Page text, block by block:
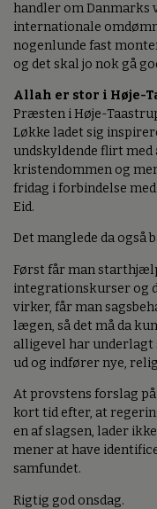
handler om Danmarks
internationale
nogenlunde fast
og det skal jo nok gå
Allah er stor i Høje-
Præsten i Høje-
Løkke ladet sig
undskyldende flirt
kristendommen og
fridag i forbindelse
Eid.
Det manglede da også
Først får man
integrationskurser og
virker, får man
lægen, så det må da
alligevel har underlagt
ud og indfører nye,
At provstens forslag
kort tid efter, at
en af slagsen, lader
mener at have
samfundet.
Rigtig god onsdag.